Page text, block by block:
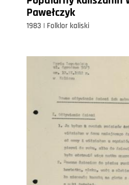
Pawełczyk
1983 | Folklor kaliski